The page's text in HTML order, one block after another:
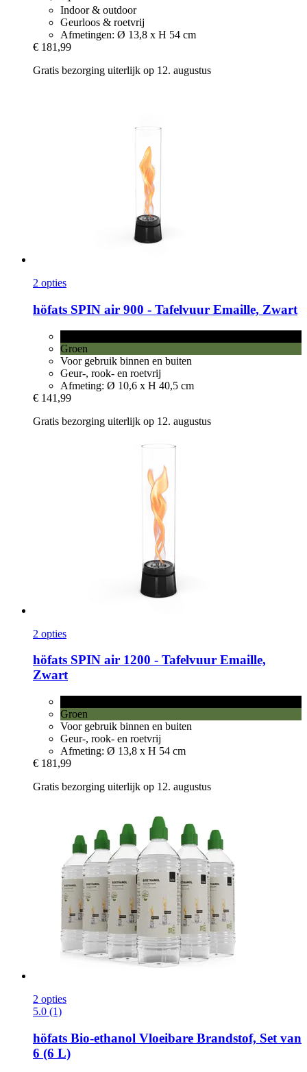
Indoor & outdoor
Geurloos & roetvrij
Afmetingen: Ø 13,8 x H 54 cm
€ 181,99
Gratis bezorging uiterlijk op 12. augustus
2 opties
höfats SPIN air 900 -​ Tafelvuur Emaille, Zwart
Groen
Voor gebruik binnen en buiten
Geur-, rook- en roetvrij
Afmeting: Ø 10,6 x H 40,5 cm
€ 141,99
Gratis bezorging uiterlijk op 12. augustus
2 opties
höfats SPIN air 1200 -​ Tafelvuur Emaille,
Zwart
Groen
Voor gebruik binnen en buiten
Geur-, rook- en roetvrij
Afmeting: Ø 13,8 x H 54 cm
€ 181,99
Gratis bezorging uiterlijk op 12. augustus
2 opties
5.0 (1)
höfats Bio-​ethanol Vloeibare Brandstof, Set van
6 (6 L)